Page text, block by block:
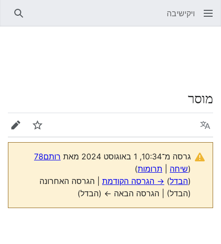
ויקישיבה
מוסר
שפה מעקב
גרסה מ־10:34, 1 באוגוסט 2024 מאת
רותם78
(שיחה תרומות)
(הבדל) → הגרסה הקודמת | הגרסה האחרונה
(הבדל) | הגרסה הבאה ← (הבדל)